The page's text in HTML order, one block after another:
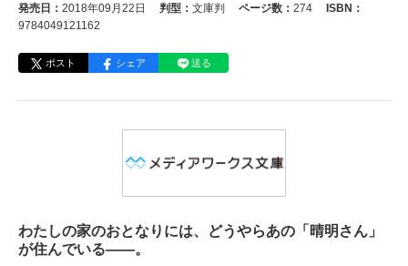
発売日： 2018年09月22日 判型： 文庫判 ページ数： 274
ISBN：
9784049121162
ポスト シェア 送る
わたしの家のおとなりには、どうやらあの「晴明さん」
が住んでいる――。